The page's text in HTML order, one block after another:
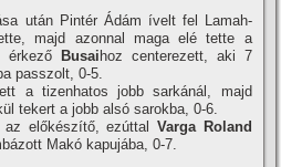
után Pintér Ádám í­velt fel Lamah-
majd azonnal maga elé tette a
érkező
Busai hoz centerezett, aki 7
passzolt, 0-5.
a tizenhatos jobb sarkánál, majd
tekert a jobb alsó sarokba, 0-6.
előkészí­tő, ezúttal Varga Roland
Makó kapujába, 0-7.